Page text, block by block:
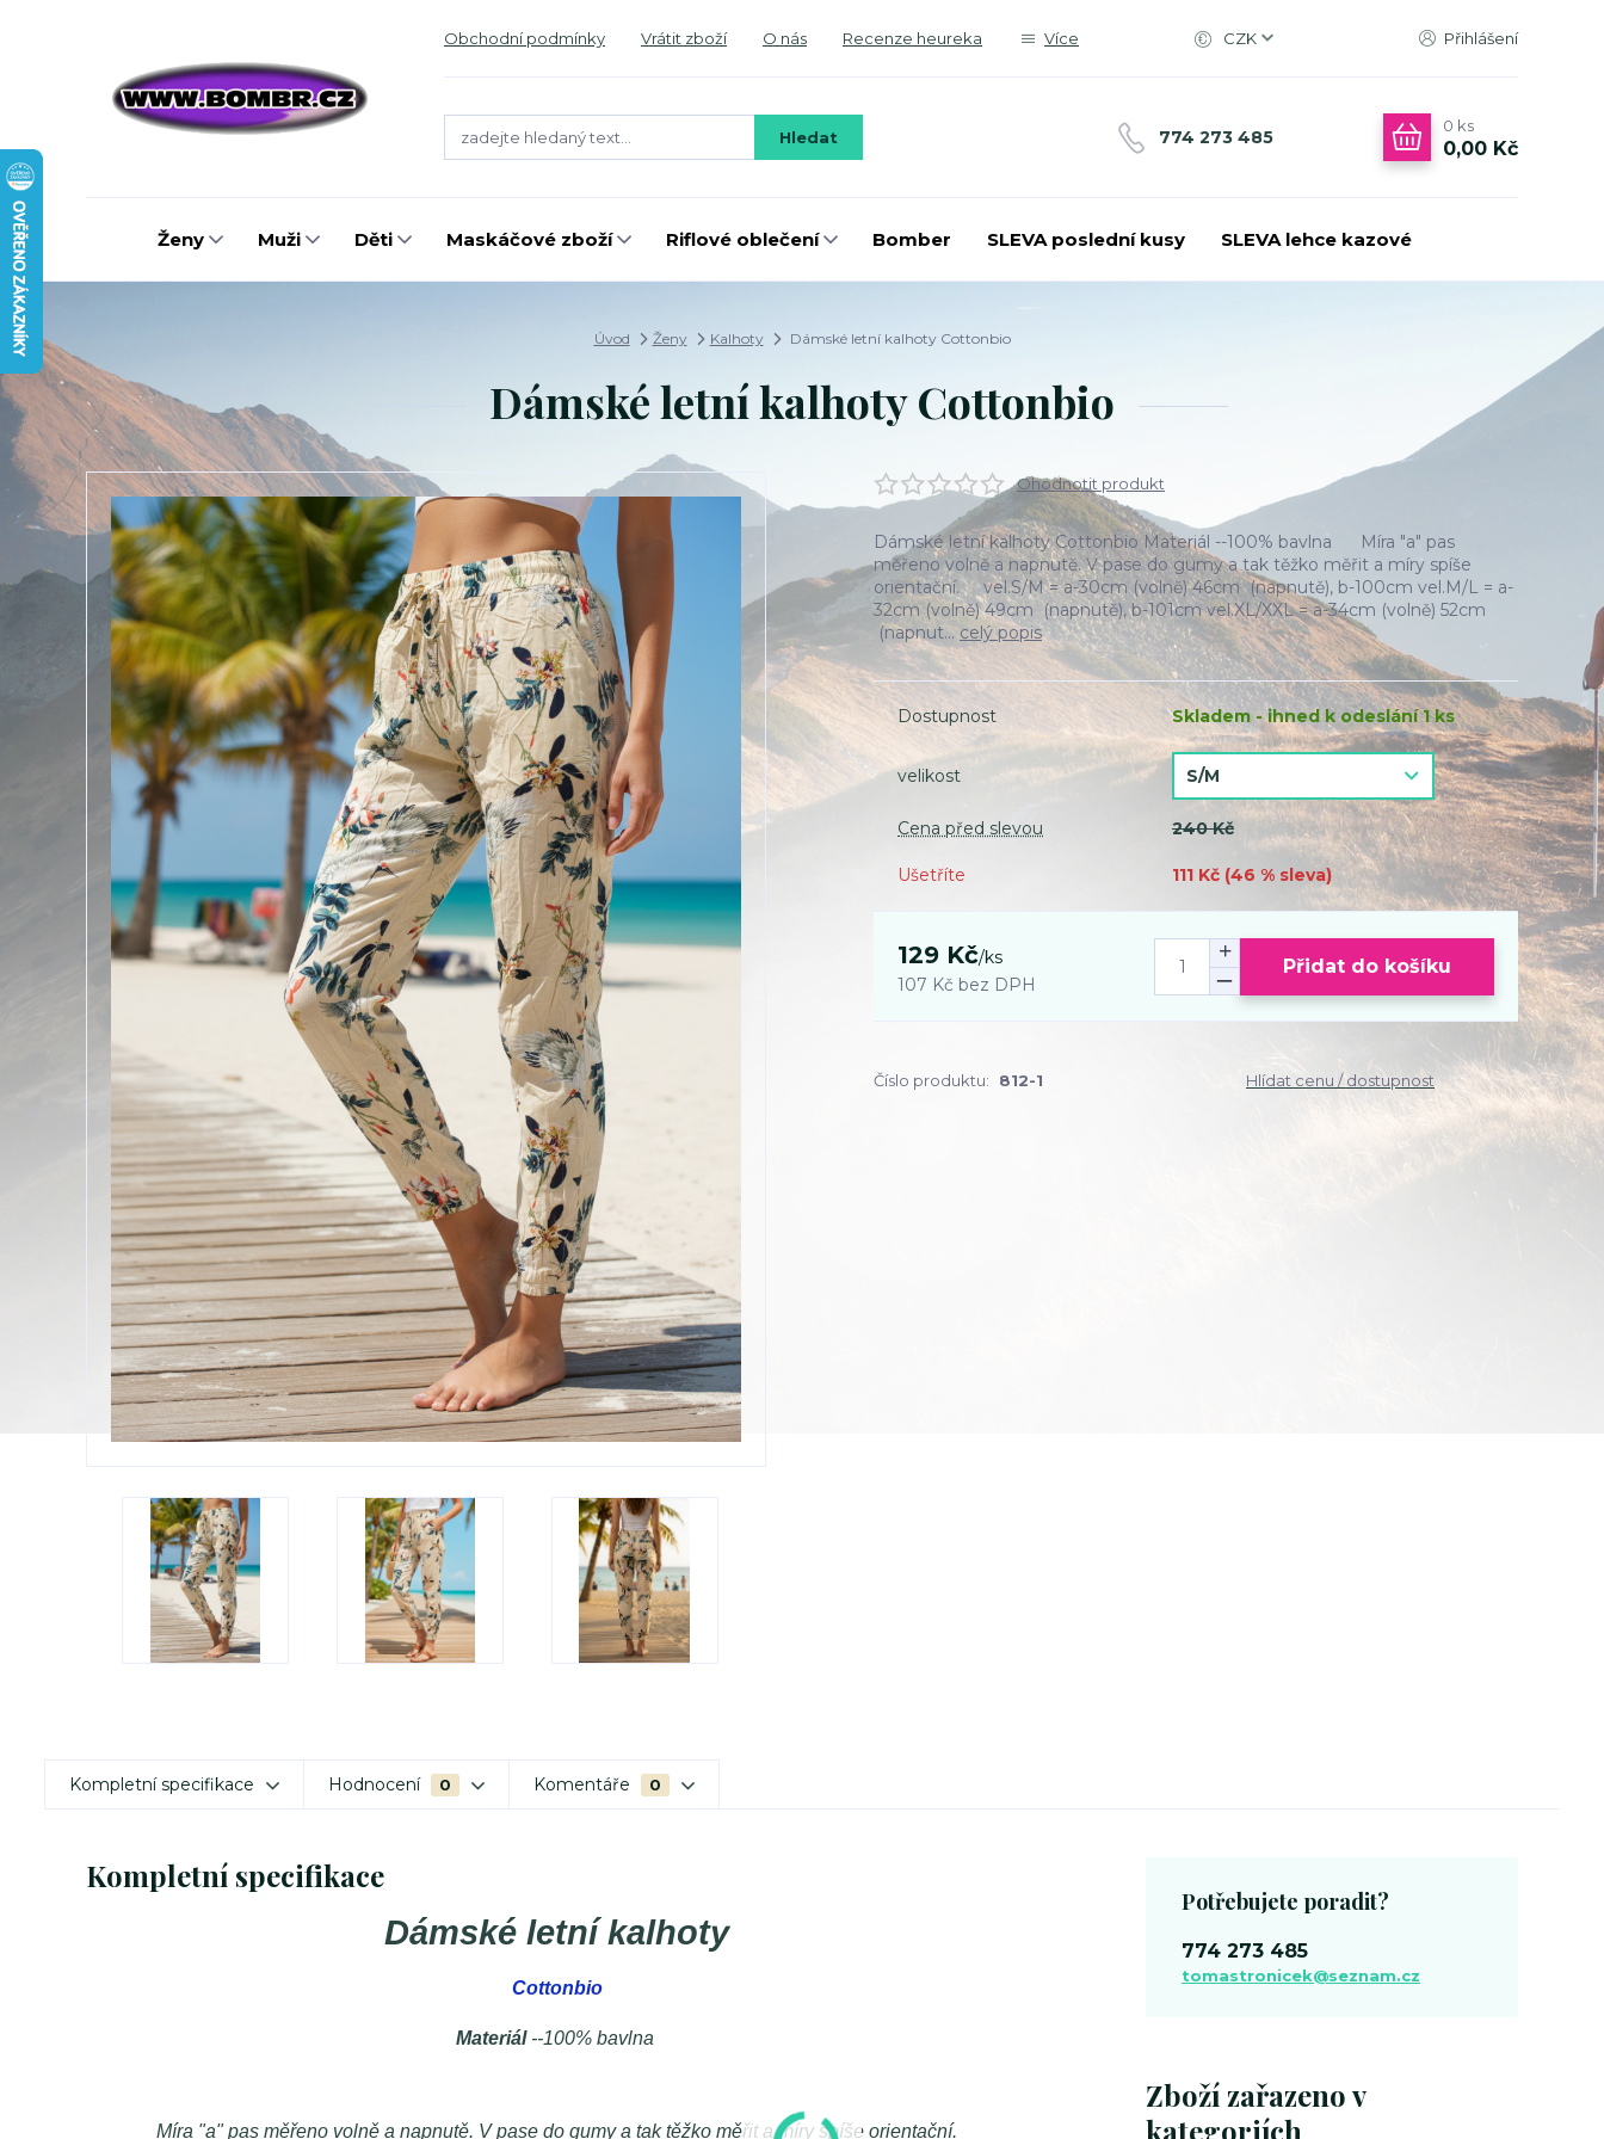
Obchodní podmínky Vrátit zboží O nás Recenze heureka Více CZK Přihlášení
Hledat 774 273 485
0 ks
0,00 Kč
Ženy Muži Děti Maskáčové zboží Riflové oblečení Bomber SLEVA poslední kusy SLEVA lehce kazové
Úvod Ženy Kalhoty Dámské letní kalhoty Cottonbio
Dámské letní kalhoty Cottonbio
Ohodnotit produkt
Dámské letní kalhoty Cottonbio Materiál --100% bavlna Míra "a" pas
měřeno volně a napnutě. V pase do gumy a tak těžko měřit a míry spíše
orientační. vel.S/M = a-30cm (volně) 46cm (napnutě), b-100cm vel.M/L = a-
32cm (volně) 49cm (napnutě), b-101cm vel.XL/XXL = a-34cm (volně) 52cm
(napnut...celý popis
Dostupnost Skladem - ihned k odeslání 1 ks
velikost
Cena před slevou 240 Kč
Ušetříte 111 Kč (46 % sleva)
129 Kč/ks
107 Kč bez DPH
Přidat do košíku
Číslo produktu: 812-1 Hlídat cenu / dostupnost
Kompletní specifikace Hodnocení 0 Komentáře 0
Kompletní specifikace
Dámské letní kalhoty
Cottonbio
Materiál--100% bavlna
Míra "a" pas měřeno volně a napnutě. V pase do gumy a tak těžko měřit a míry spíše orientační.
Zboží zařazeno v
kategoriích
Potřebujete poradit?
774 273 485
tomastronicek@seznam.cz